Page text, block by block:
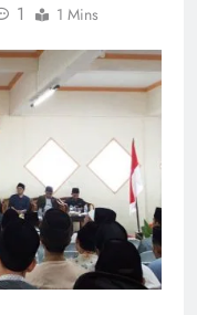
1 1 Mins